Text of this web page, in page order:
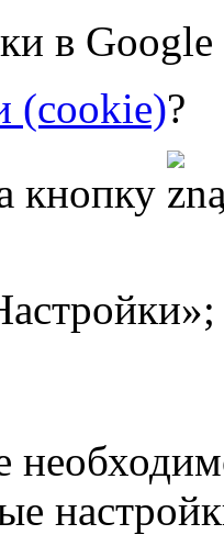
в Google
(cookie)?
кнопку